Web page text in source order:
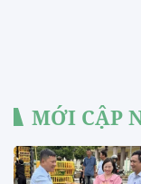
MỚI CẬP